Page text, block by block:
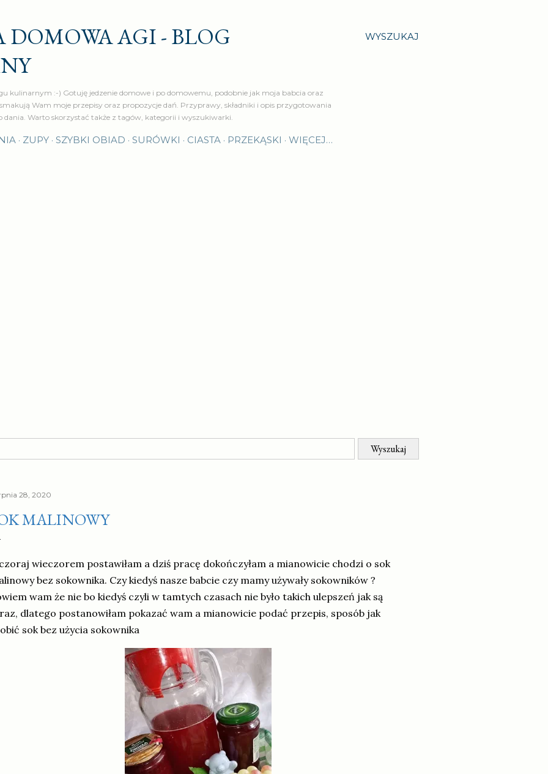
WYSZUKAJ
AGI - BLOG
kulinarnym :-) Gotuję jedzenie domowe i po domowemu, podobnie jak moja babcia oraz
Wam moje przepisy oraz propozycje dań. Przyprawy, składniki i opis przygotowania
dania. Warto skorzystać także z tagów, kategorii i wyszukiwarki.
ZUPY SZYBKI OBIAD SURÓWKI CIASTA PRZEKĄSKI WIĘCEJ…
28, 2020
MALINOWY
wieczorem postawiłam a dziś pracę dokończyłam a mianowicie chodzi o sok
bez sokownika. Czy kiedyś nasze babcie czy mamy używały sokowników ?
wam że nie bo kiedyś czyli w tamtych czasach nie było takich ulepszeń jak są
dlatego postanowiłam pokazać wam a mianowicie podać przepis, sposób jak
sok bez użycia sokownika